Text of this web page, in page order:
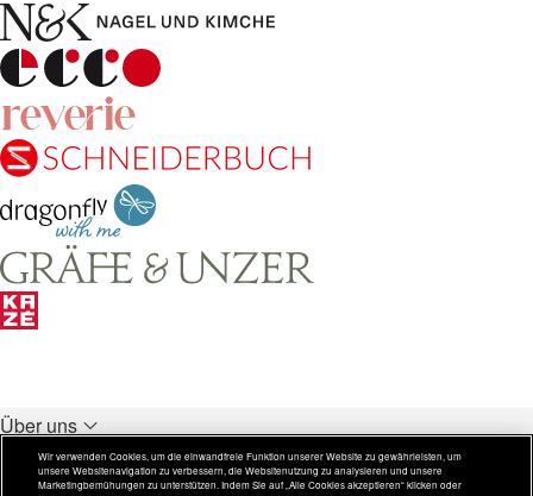
Über uns
Unsere Verlage
Rechtliches
Wir verwenden Cookies, um die einwandfreie Funktion unserer Website zu gewährleisten, um
unsere Websitenavigation zu verbessern, die Websitenutzung zu analysieren und unsere
Marketingbemühungen zu unterstützen. Indem Sie auf „Alle Cookies akzeptieren“ klicken oder